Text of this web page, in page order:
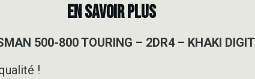
-
EN SAVOIR PLUS
500-800 TOURING – 2DR4 – KHAKI
!